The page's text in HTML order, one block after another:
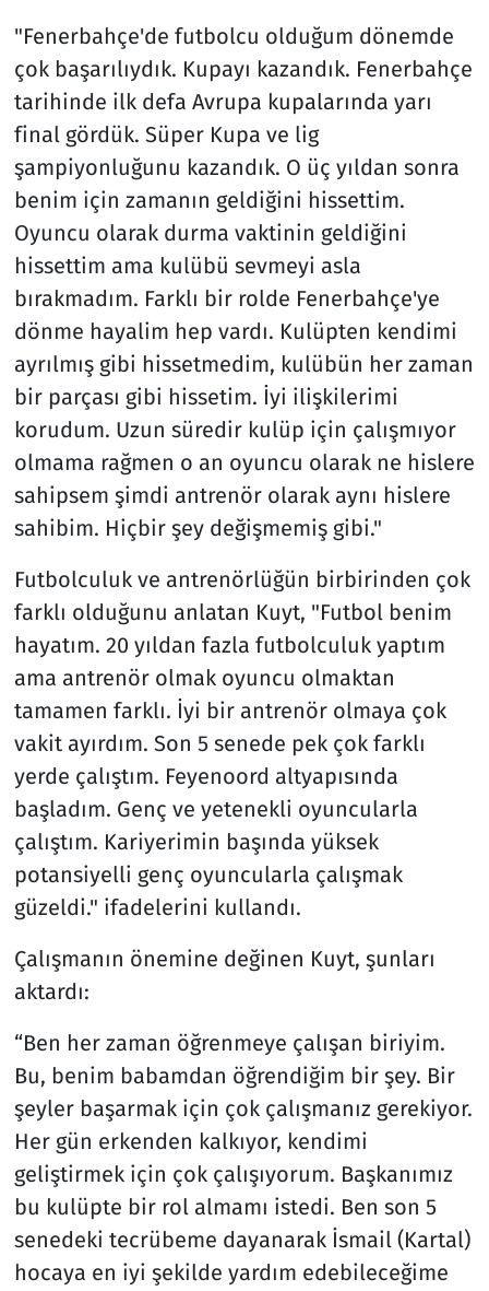
"Fenerbahçe'de futbolcu olduğum dönemde
çok başarılıydık. Kupayı kazandık. Fenerbahçe
tarihinde ilk defa Avrupa kupalarında yarı
final gördük. Süper Kupa ve lig
şampiyonluğunu kazandık. O üç yıldan sonra
benim için zamanın geldiğini hissettim.
Oyuncu olarak durma vaktinin geldiğini
hissettim ama kulübü sevmeyi asla
bırakmadım. Farklı bir rolde Fenerbahçe'ye
dönme hayalim hep vardı. Kulüpten kendimi
ayrılmış gibi hissetmedim, kulübün her zaman
bir parçası gibi hissetim. İyi ilişkilerimi
korudum. Uzun süredir kulüp için çalışmıyor
olmama rağmen o an oyuncu olarak ne hislere
sahipsem şimdi antrenör olarak aynı hislere
sahibim. Hiçbir şey değişmemiş gibi."
Futbolculuk ve antrenörlüğün birbirinden çok
farklı olduğunu anlatan Kuyt, "Futbol benim
hayatım. 20 yıldan fazla futbolculuk yaptım
ama antrenör olmak oyuncu olmaktan
tamamen farklı. İyi bir antrenör olmaya çok
vakit ayırdım. Son 5 senede pek çok farklı
yerde çalıştım. Feyenoord altyapısında
başladım. Genç ve yetenekli oyuncularla
çalıştım. Kariyerimin başında yüksek
potansiyelli genç oyuncularla çalışmak
güzeldi." ifadelerini kullandı.
Çalışmanın önemine değinen Kuyt, şunları
aktardı:
“Ben her zaman öğrenmeye çalışan biriyim.
Bu, benim babamdan öğrendiğim bir şey. Bir
şeyler başarmak için çok çalışmanız gerekiyor.
Her gün erkenden kalkıyor, kendimi
geliştirmek için çok çalışıyorum. Başkanımız
bu kulüpte bir rol almamı istedi. Ben son 5
senedeki tecrübeme dayanarak İsmail (Kartal)
hocaya en iyi şekilde yardım edebileceğime